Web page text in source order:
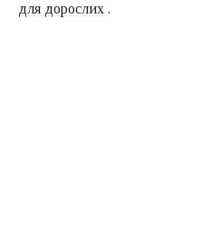
для дорослих .